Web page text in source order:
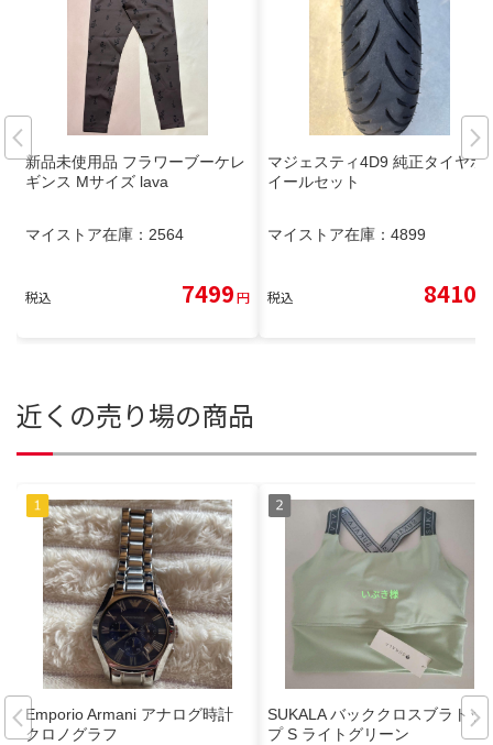
新品未使用品 フラワーブーケレ
ギンス Mサイズ lava
マイストア在庫： 2564
税込 7499円
マジェスティ4D9 純正タイヤホ
イールセット
マイストア在庫： 4899
税込 8410
近くの売り場の商品
Emporio Armani アナログ時計
クロノグラフ
SUKALA バッククロスブラトッ
プ S ライトグリーン